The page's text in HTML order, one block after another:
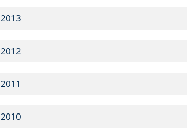
2013
2012
2011
2010